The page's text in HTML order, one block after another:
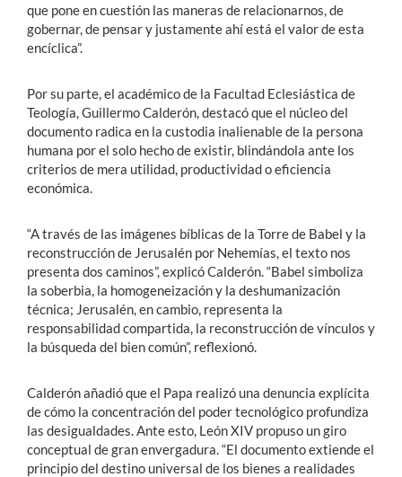
que pone en cuestión las maneras de relacionarnos, de
gobernar, de pensar y justamente ahí está el valor de esta
encíclica”.
Por su parte, el académico de la Facultad Eclesiástica de
Teología, Guillermo Calderón, destacó que el núcleo del
documento radica en la custodia inalienable de la persona
humana por el solo hecho de existir, blindándola ante los
criterios de mera utilidad, productividad o eficiencia
económica.
“A través de las imágenes bíblicas de la Torre de Babel y la
reconstrucción de Jerusalén por Nehemías, el texto nos
presenta dos caminos”, explicó Calderón. “Babel simboliza
la soberbia, la homogeneización y la deshumanización
técnica; Jerusalén, en cambio, representa la
responsabilidad compartida, la reconstrucción de vínculos y
la búsqueda del bien común”, reflexionó.
Calderón añadió que el Papa realizó una denuncia explícita
de cómo la concentración del poder tecnológico profundiza
las desigualdades. Ante esto, León XIV propuso un giro
conceptual de gran envergadura. “El documento extiende el
principio del destino universal de los bienes a realidades